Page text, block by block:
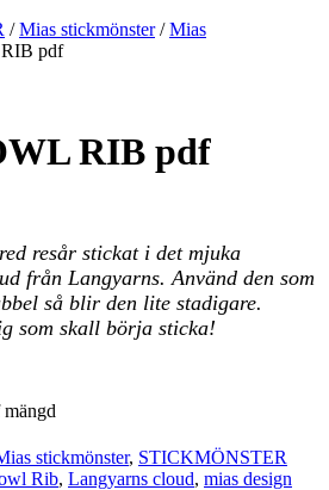
/Mias stickmönster/Mias
pdf
RIB pdf
resår stickat i det mjuka
från Langyarns. Använd den som
så blir den lite stadigare.
som skall börja sticka!
stickmönster, STICKMÖNSTER
Rib, Langyarns cloud, mias design